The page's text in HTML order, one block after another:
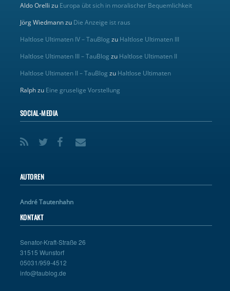
Aldo Orelli zu Europa übt sich in moralischer Bequemlichkeit
Jörg Wiedmannzu Die Anzeige ist raus
Haltlose Ultimaten IV – TauBlog zu Haltlose Ultimaten III
Haltlose Ultimaten III – TauBlog zu Haltlose Ultimaten II
Haltlose Ultimaten II – TauBlog zu Haltlose Ultimaten
Ralphzu Eine gruselige Vorstellung
SOCIAL-MEDIA
AUTOREN
André Tautenhahn
KONTAKT
Senator-Kraft-Straße 26
31515 Wunstorf
05031/959-4512
info@taublog.de